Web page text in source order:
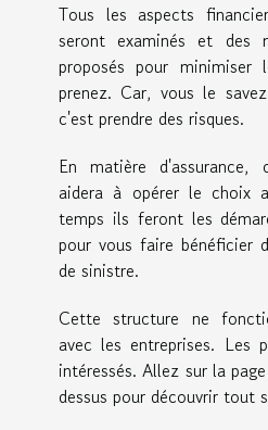
Tous les aspects
seront examinés et des
proposés pour minimiser
prenez. Car, vous le
c'est prendre des risques.
En matière
aidera à opérer le choix
temps ils feront les
pour vous faire bénéficier
de sinistre.
Cette structure ne
avec les entreprises. Les
intéressés. Allez sur la
dessus pour découvrir tout